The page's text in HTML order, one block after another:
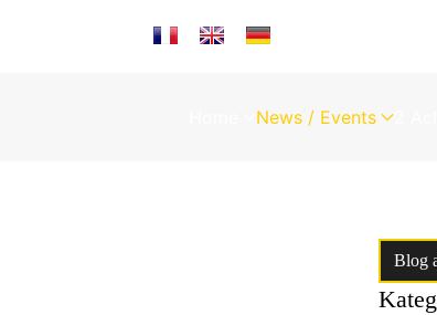
Sprache auswählen
News / Events
Blog